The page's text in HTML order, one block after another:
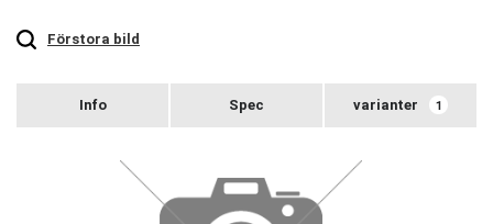
Förstora bild
zoom
varianter 1